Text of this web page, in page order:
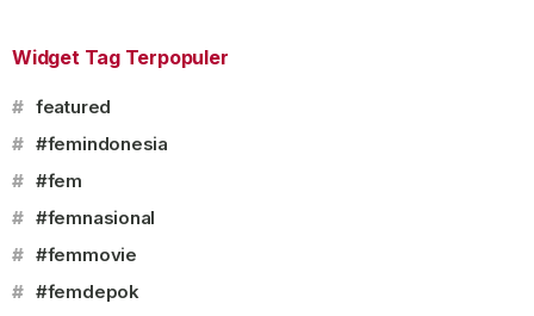
Widget Tag Terpopuler
# featured
# #femindonesia
# #fem
# #femnasional
# #femmovie
# #femdepok